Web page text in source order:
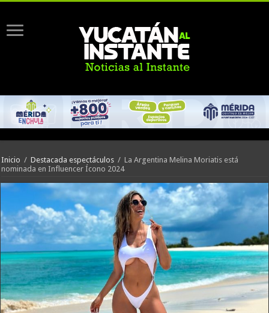
Inicio / Destacada espectáculos / La Argentina Melina Moriatis está
nominada en Influencer Ícono 2024